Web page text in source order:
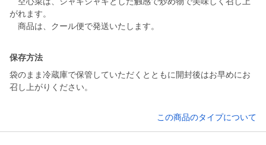
がれます。
商品は、クール便で発送いたします。
保存方法
袋のまま冷蔵庫で保管していただくとともに開封後はお早めにお
召し上がりください。
この商品のタイプについて